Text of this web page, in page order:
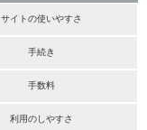
サイトの使いやすさ
手続き
手数料
利用のしやすさ